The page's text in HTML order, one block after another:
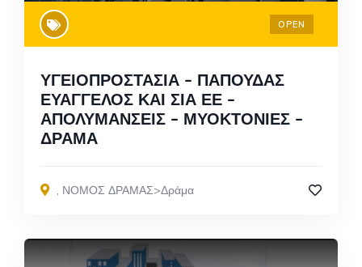
OPEN
ΥΓΕΙΟΠΡΟΣΤΑΣΙΑ – ΠΑΠΟΥΔΑΣ
ΕΥΑΓΓΕΛΟΣ ΚΑΙ ΣΙΑ ΕΕ –
ΑΠΟΛΥΜΑΝΣΕΙΣ – ΜΥΟΚΤΟΝΙΕΣ –
ΔΡΑΜΑ
, ΝΟΜΟΣ ΔΡΑΜΑΣ>Δράμα